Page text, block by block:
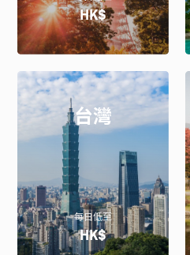
HK$
台灣
每日低至
HK$